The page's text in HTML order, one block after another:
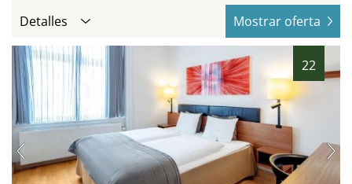
Detalles Mostrar oferta
22